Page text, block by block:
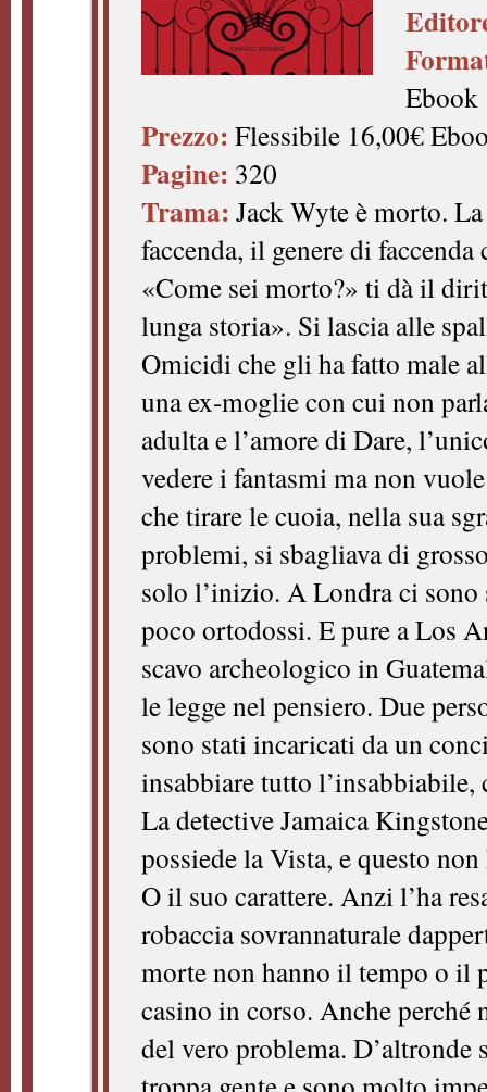
Ebook
Prezzo: Flessibile 16,00€
Pagine: 320
Trama: Jack Wyte è morto.
faccenda, il genere di
«Come sei morto?» ti dà il
lunga storia». Si lascia alle
Omicidi che gli ha fatto male
una ex-moglie con cui non
adulta e l’amore di Dare,
vedere i fantasmi ma non
che tirare le cuoia, nella sua
problemi, si sbagliava di
solo l’inizio. A Londra ci
poco ortodossi. E pure a Los
scavo archeologico in
le legge nel pensiero. Due
sono stati incaricati da un
insabbiare tutto
La detective Jamaica
possiede la Vista, e questo
O il suo carattere. Anzi l’ha
robaccia sovrannaturale
morte non hanno il tempo o il
casino in corso. Anche perché
del vero problema. D’altronde